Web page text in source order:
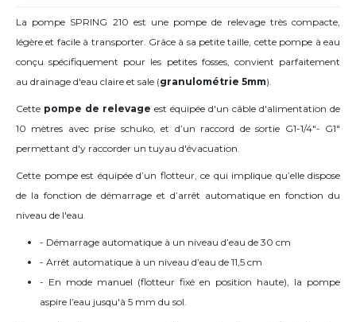
La pompe SPRING 210 est une pompe de relevage très compacte,
légère et facile à transporter. Grâce à sa petite taille, cette pompe à eau
conçu spécifiquement pour les petites fosses, convient parfaitement
au drainage d'eau claire et sale (granulométrie 5mm).
Cette pompe de relevage est équipée d'un câble d'alimentation de
10 mètres avec prise schuko, et d’un raccord de sortie G1-1/4"- G1"
permettant d'y raccorder un tuyau d'évacuation.
Cette pompe est équipée d’un flotteur, ce qui implique qu’elle dispose
de la fonction de démarrage et d’arrêt automatique en fonction du
niveau de l'eau.
- Démarrage automatique à un niveau d’eau de 30 cm
- Arrêt automatique à un niveau d’eau de 11,5 cm
- En mode manuel (flotteur fixé en position haute), la pompe
aspire l’eau jusqu'à 5 mm du sol.